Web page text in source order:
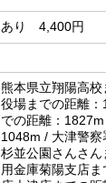
あり 4,400円
熊本県立翔陽高
役場までの距離
での距離：
1048m / 大津警
杉並公園さんさ
用金庫菊陽支店